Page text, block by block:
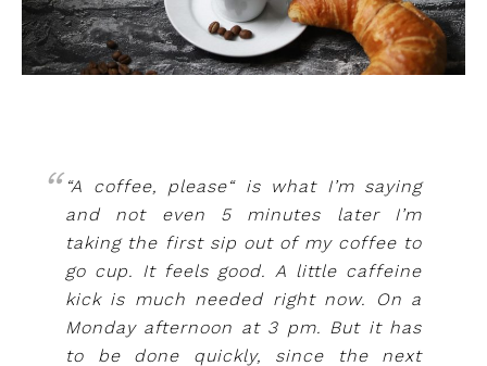
“A coffee, please“ is what I’m saying
and not even 5 minutes later I’m
taking the first sip out of my coffee to
go cup. It feels good. A little caffeine
kick is much needed right now. On a
Monday afternoon at 3 pm. But it has
to be done quickly, since the next